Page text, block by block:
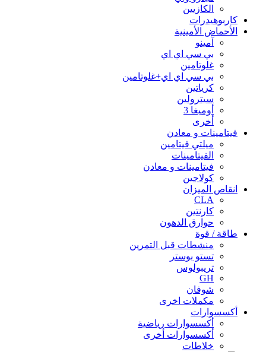
الكازيين
كاربوهيدرات
الأحماض الأمينية
آمينو
بي سي اي اي
غلوتامين
بي سي اي اي+غلوتامين
كرياتين
سيترولين
أوميغا 3
أخرى
فيتامينات و معادن
ميلتي فيتامين
الفيتامينات
فيتامينات و معادن
كولاجين
انقاص الميزان
CLA
كارنتين
حوارق الدهون
طاقة / قوة
منشطات قبل التمرين
تستو بوستر
تريبولوس
GH
شوفان
مكملات اخرى
أكسسوارات
أكسسوارات رياضية
أكسسوارات أخرى
خلاطات